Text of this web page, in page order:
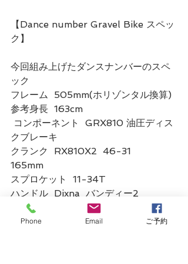
【Dance number Gravel Bike スペッ
ク】
今回組み上げたダンスナンバーのスペ
ック
フレーム  505mm(ホリゾンタル換算)
参考身長  163cm
クブレーキ
クランク  RX810X2  46-31
165mm
スプロケット  11-34T
ハンドル  Dixna  バンディー2
385/470mm
タイヤ  simworks by panaracer
Phone Email ご予約